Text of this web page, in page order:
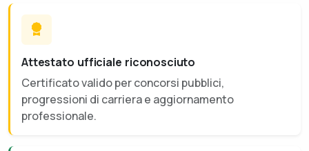
Attestato ufficiale riconosciuto
Certificato valido per concorsi pubblici,
progressioni di carriera e aggiornamento
professionale.